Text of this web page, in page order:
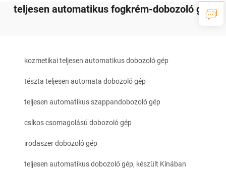
teljesen automatikus fogkrém-dobozoló gép
kozmetikai teljesen automatikus dobozoló gép
tészta teljesen automata dobozoló gép
teljesen automatikus szappandobozoló gép
csíkos csomagolású dobozoló gép
irodaszer dobozoló gép
teljesen automatikus dobozoló gép, készült Kínában